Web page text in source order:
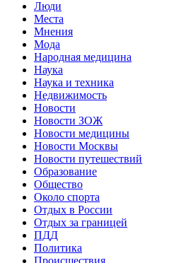
Люди
Места
Мнения
Мода
Народная медицина
Наука
Наука и техника
Недвижимость
Новости
Новости ЗОЖ
Новости медицины
Новости Москвы
Новости путешествий
Образование
Общество
Около спорта
Отдых в России
Отдых за границей
ПДД
Политика
Происшествия